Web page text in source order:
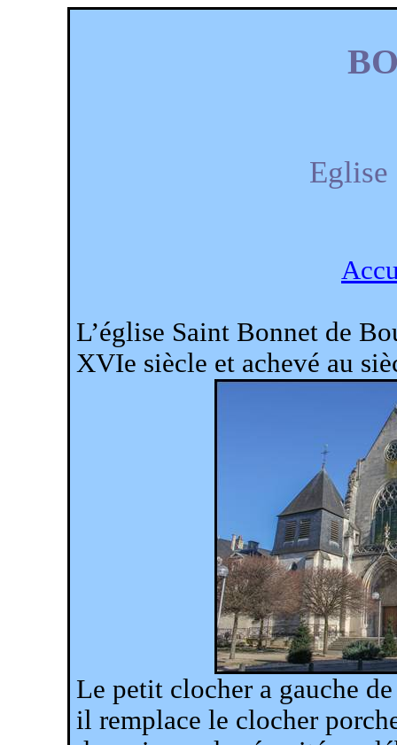
Eglise
L’église Saint Bonnet de
XVIe siècle et achevé au
Le petit clocher a gauche
il remplace le clocher